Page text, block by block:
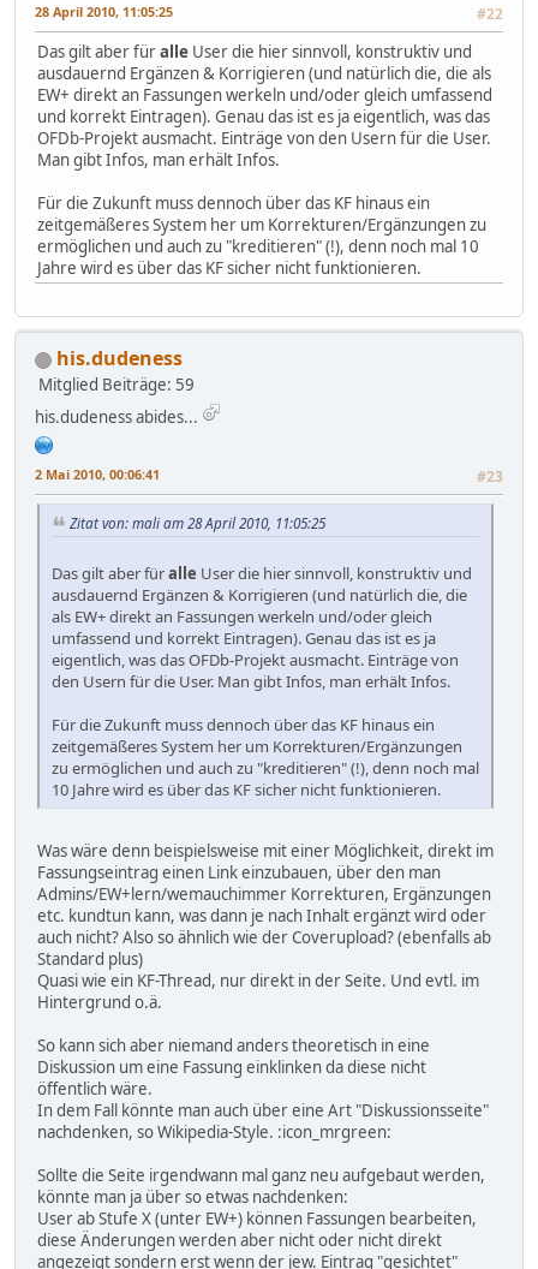
28 April 2010, 11:05:25 #22
Das gilt aber füralle User die hier sinnvoll, konstruktiv und
ausdauernd Ergänzen & Korrigieren (und natürlich die, die als
EW+ direkt an Fassungen werkeln und/oder gleich umfassend
und korrekt Eintragen). Genau das ist es ja eigentlich, was das
OFDb-Projekt ausmacht. Einträge von den Usern für die User.
Man gibt Infos, man erhält Infos.
Für die Zukunft muss dennoch über das KF hinaus ein
zeitgemäßeres System her um Korrekturen/Ergänzungen zu
ermöglichen und auch zu "kreditieren" (!), denn noch mal 10
Jahre wird es über das KF sicher nicht funktionieren.
his.dudeness
Mitglied Beiträge: 59
his.dudeness abides...
2 Mai 2010, 00:06:41 #23
Zitat von: mali am 28 April 2010, 11:05:25
Das gilt aber füralle User die hier sinnvoll, konstruktiv und
ausdauernd Ergänzen & Korrigieren (und natürlich die, die
als EW+ direkt an Fassungen werkeln und/oder gleich
umfassend und korrekt Eintragen). Genau das ist es ja
eigentlich, was das OFDb-Projekt ausmacht. Einträge von
den Usern für die User. Man gibt Infos, man erhält Infos.
Für die Zukunft muss dennoch über das KF hinaus ein
zeitgemäßeres System her um Korrekturen/Ergänzungen
zu ermöglichen und auch zu "kreditieren" (!), denn noch mal
10 Jahre wird es über das KF sicher nicht funktionieren.
Was wäre denn beispielsweise mit einer Möglichkeit, direkt im
Fassungseintrag einen Link einzubauen, über den man
Admins/EW+lern/wemauchimmer Korrekturen, Ergänzungen
etc. kundtun kann, was dann je nach Inhalt ergänzt wird oder
auch nicht? Also so ähnlich wie der Coverupload? (ebenfalls ab
Standard plus)
Quasi wie ein KF-Thread, nur direkt in der Seite. Und evtl. im
Hintergrund o.ä.
So kann sich aber niemand anders theoretisch in eine
Diskussion um eine Fassung einklinken da diese nicht
öffentlich wäre.
In dem Fall könnte man auch über eine Art "Diskussionsseite"
nachdenken, so Wikipedia-Style. :icon_mrgreen:
Sollte die Seite irgendwann mal ganz neu aufgebaut werden,
könnte man ja über so etwas nachdenken:
User ab Stufe X (unter EW+) können Fassungen bearbeiten,
diese Änderungen werden aber nicht oder nicht direkt
angezeigt sondern erst wenn der jew. Eintrag "gesichtet"